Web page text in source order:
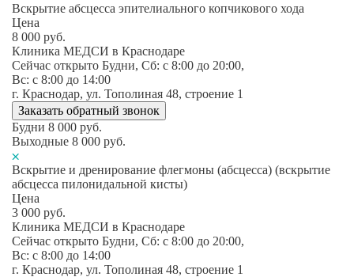
Вскрытие абсцесса эпителиального копчикового хода
Цена
8 000 руб.
Клиника МЕДСИ в Краснодаре
Сейчас открыто Будни, Сб: c 8:00 до 20:00,
Вс: c 8:00 до 14:00
г. Краснодар, ул. Тополиная 48, строение 1
Заказать обратный звонок
Будни 8 000 руб.
Выходные 8 000 руб.
Вскрытие и дренирование флегмоны (абсцесса) (вскрытие
абсцесса пилонидальной кисты)
Цена
3 000 руб.
Клиника МЕДСИ в Краснодаре
Сейчас открыто Будни, Сб: c 8:00 до 20:00,
Вс: c 8:00 до 14:00
г. Краснодар, ул. Тополиная 48, строение 1